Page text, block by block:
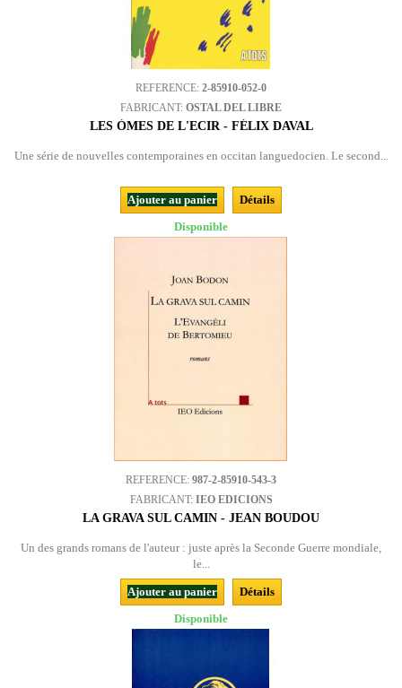
REFERENCE: 2-85910-052-0
FABRICANT: OSTAL DEL LIBRE
LES ÒMES DE L'ECIR - FÉLIX DAVAL
Une série de nouvelles contemporaines en occitan languedocien. Le second...
Ajouter au panier
Détails
Disponible
REFERENCE: 987-2-85910-543-3
FABRICANT: IEO EDICIONS
LA GRAVA SUL CAMIN - JEAN BOUDOU
Un des grands romans de l'auteur : juste après la Seconde Guerre mondiale,
le...
Ajouter au panier
Détails
Disponible